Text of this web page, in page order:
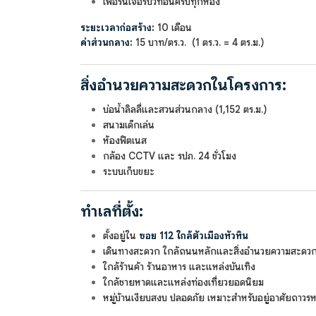
ระยะเวลาก่อสร้าง: 10 เดือน
ค่าส่วนกลาง: 15 บาท/ตร.ว. (1 ตร.ว. = 4 ตร.ม.)
สิ่งอำนวยความสะดวกในโครงการ:
บ่อน้ำลิลลี่และสวนส่วนกลาง (1,152 ตร.ม.)
สนามเด็กเล่น
ห้องฟิตเนส
กล้อง CCTV และ รปภ. 24 ชั่วโมง
ระบบเก็บขยะ
ทำเลที่ตั้ง:
ตั้งอยู่ใน ซอย 112 ใกล้ตัวเมืองหัวหิน
เดินทางสะดวก ใกล้ถนนหลักและสิ่งอำนวยความสะดว
ใกล้ร้านค้า ร้านอาหาร และแหล่งบันเทิง
ใกล้ชายหาดและแหล่งท่องเที่ยวยอดนิยม
หมู่บ้านเงียบสงบ ปลอดภัย เหมาะสำหรับอยู่อาศัยถาว